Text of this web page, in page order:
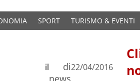
SPORT TURISMO & EVENTI
di
news
il 22/04/2016